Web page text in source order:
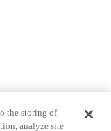
the storing of
analyze site